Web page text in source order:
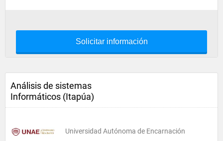
Solicitar información
Análisis de sistemas
Informáticos (Itapúa)
Universidad Autónoma de Encarnación